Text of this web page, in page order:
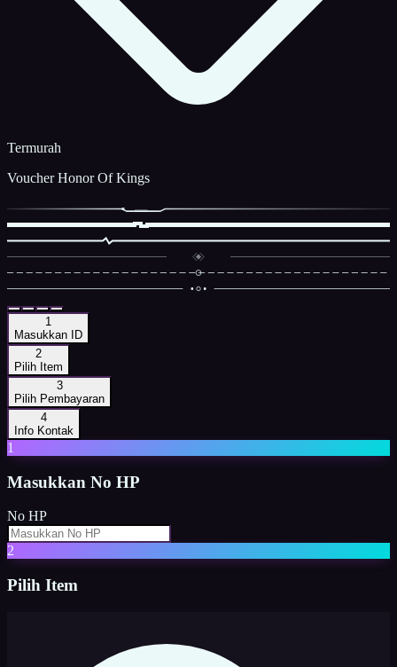
Termurah
Voucher Honor Of Kings
1
Masukkan ID
2
Pilih Item
3
Pilih Pembayaran
4
Info Kontak
1
Masukkan No HP
No HP
2
Pilih Item